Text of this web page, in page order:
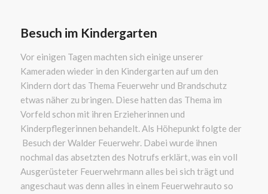
Besuch im Kindergarten
Vor einigen Tagen machten sich einige unserer
Kameraden wieder in den Kindergarten auf um den
Kindern dort das Thema Feuerwehr und Brandschutz
etwas näher zu bringen. Diese hatten das Thema im
Vorfeld schon mit ihren Erzieherinnen und
Kinderpflegerinnen behandelt. Als Höhepunkt folgte der
Besuch der Walder Feuerwehr. Dabei wurde ihnen
nochmal das absetzten des Notrufs erklärt, was ein voll
Ausgerüsteter Feuerwehrmann alles bei sich trägt und
angeschaut was denn alles in einem Feuerwehrauto so